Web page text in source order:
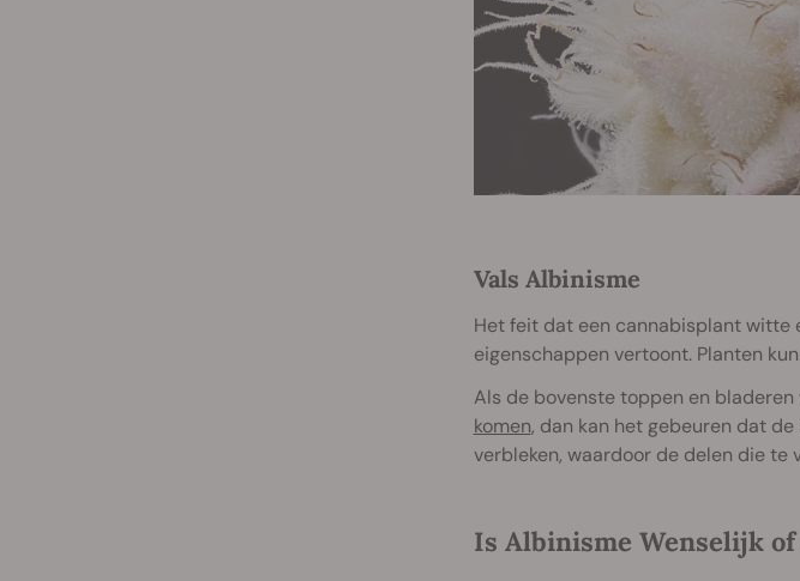
Vals Albinisme
Het feit dat een cannabisplant witte
eigenschappen vertoont. Planten
Als de bovenste toppen en
komen, dan kan het gebeuren dat
verbleken, waardoor de delen die te
Is Albinisme Wenselijk